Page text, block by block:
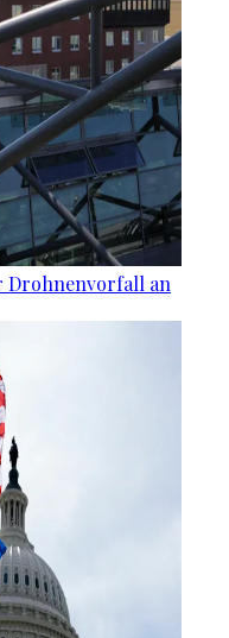
Drohnenvorfall an